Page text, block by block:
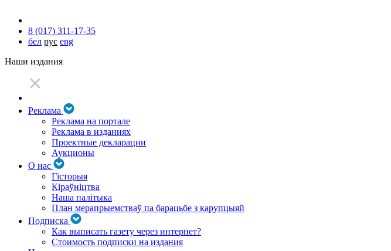
8 (017) 311-17-35
бел рус eng
Наши издания
Реклама
Реклама на портале
Реклама в изданиях
Проектные декларации
Аукционы
О нас
Гісторыя
Кіраўніцтва
Наша палітыка
План мерапрыемстваў па барацьбе з карупцыяй
Подписка
Как выписать газету через интернет?
Стоимость подписки на издания